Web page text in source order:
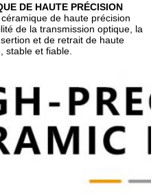
DE HAUTE PRÉCISION
de haute précision
de la transmission optique, la
et de retrait de haute
stable et fiable.